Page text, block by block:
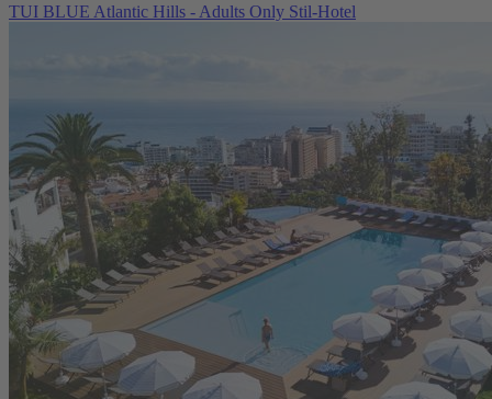
TUI BLUE Atlantic Hills - Adults Only Stil-Hotel